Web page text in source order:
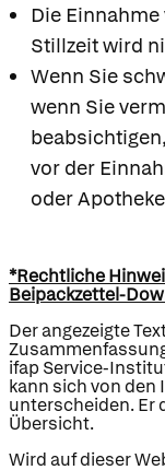
Die
Stillzeit wird
Wenn Sie
wenn Sie
vor der
oder
*Rechtliche
Beipackzettel-
Der angezeigte
ifap Service-
kann sich von den
unterscheiden. Er
Übersicht.
Wird auf dieser